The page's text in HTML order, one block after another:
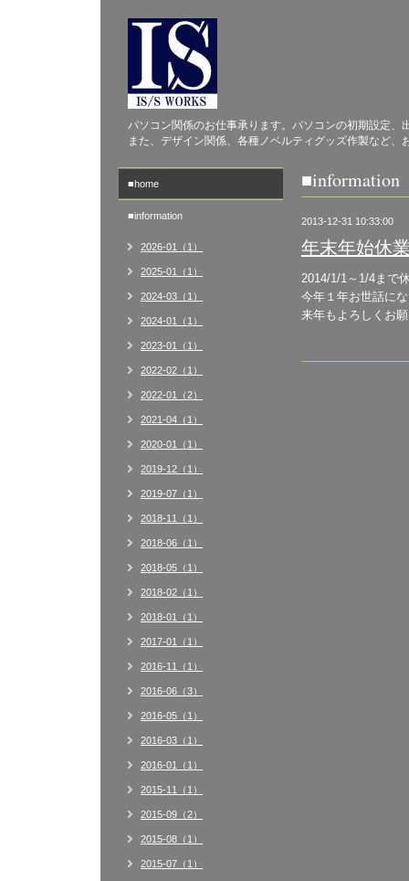
パソコン関係のお仕事承ります。パソコンの初期設定、
また、デザイン関係、各種ノベルティグッズ作製など、
■information
2013-12-31 10:33:00
年末年始休
2014/1/1～1/4まで
今年１年お世話に
来年もよろしくお
■home
■information
2026-01（1）
2025-01（1）
2024-03（1）
2024-01（1）
2023-01（1）
2022-02（1）
2022-01（2）
2021-04（1）
2020-01（1）
2019-12（1）
2019-07（1）
2018-11（1）
2018-06（1）
2018-05（1）
2018-02（1）
2018-01（1）
2017-01（1）
2016-11（1）
2016-06（3）
2016-05（1）
2016-03（1）
2016-01（1）
2015-11（1）
2015-09（2）
2015-08（1）
2015-07（1）